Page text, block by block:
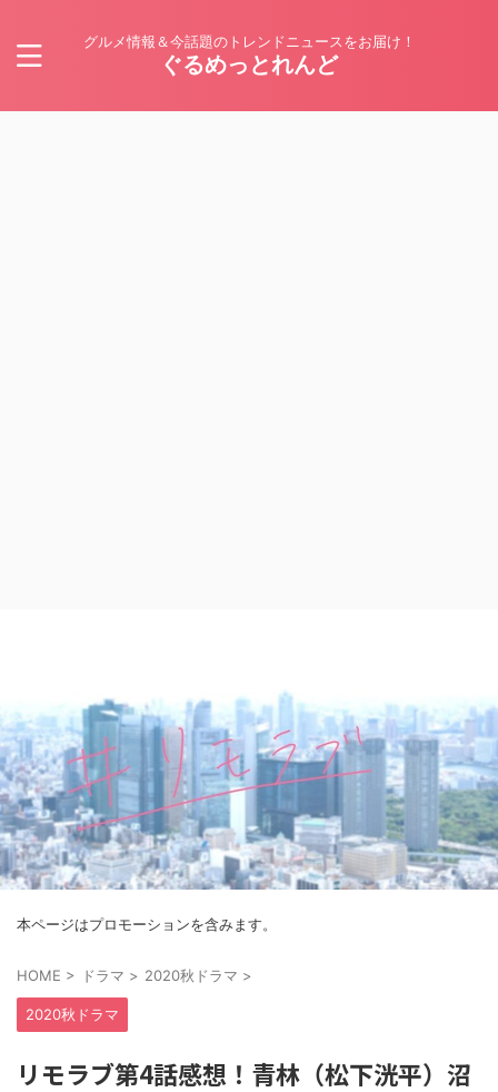
グルメ情報＆今話題のトレンドニュースをお届け！
ぐるめっとれんど
本ページはプロモーションを含みます。
HOME > ドラマ > 2020秋ドラマ >
2020秋ドラマ
リモラブ第4話感想！青林（松下洸平）沼